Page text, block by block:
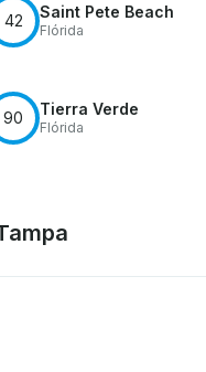
42 Saint Pete Beach
Flórida
90 Tierra Verde
Flórida